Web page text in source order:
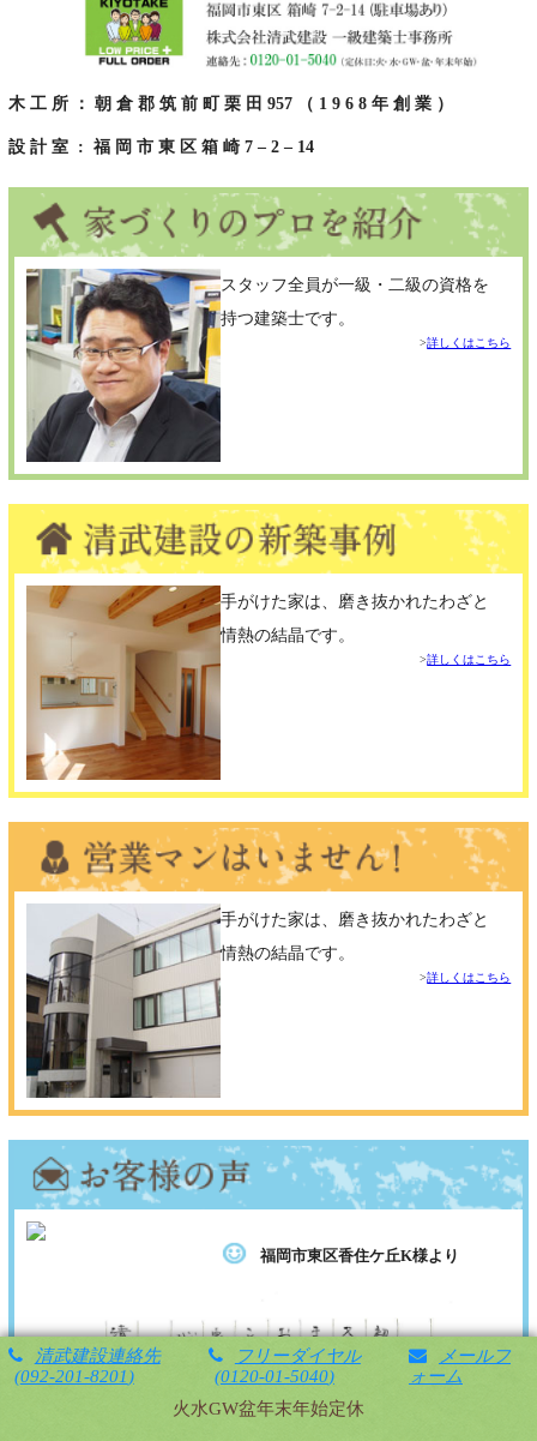
木 工 所 ： 朝 倉 郡 筑 前 町 栗 田 957 （ 1 9 6 8 年 創 業 ）
設 計 室 : 福 岡 市 東 区 箱 崎 7 – 2 – 14
スタッフ全員が一級・二級の資格を
持つ建築士です。
詳しくはこちら
手がけた家は、磨き抜かれたわざと
情熱の結晶です。
詳しくはこちら
手がけた家は、磨き抜かれたわざと
情熱の結晶です。
詳しくはこちら
福岡市東区香住ケ丘K様より
清武建設連絡先
092-201-8201
フリーダイヤル
0120-01-5040
メールフ
ォーム
火水GW盆年末年始定休